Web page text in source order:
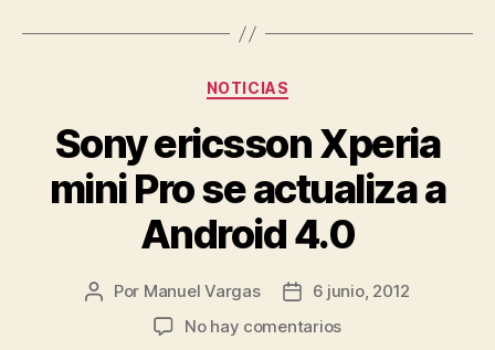
Categorías
NOTICIAS
Sony ericsson Xperia
mini Pro se actualiza a
Android 4.0
Autor
Por Manuel Vargas
Fecha6 junio, 2012
No hay comentariosen